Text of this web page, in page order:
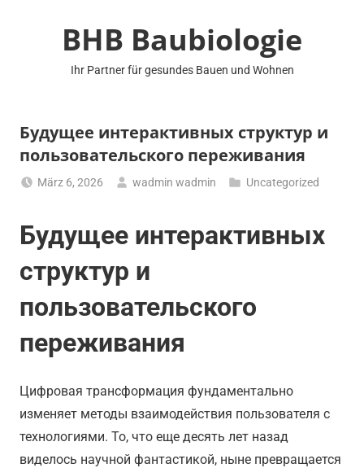
BHB Baubiologie
Ihr Partner für gesundes Bauen und Wohnen
Будущее интерактивных структур и
пользовательского переживания
März 6, 2026 wadmin wadmin Uncategorized
Будущее интерактивных
структур и
пользовательского
переживания
Цифровая трансформация фундаментально
изменяет методы взаимодействия пользователя с
технологиями. То, что еще десять лет назад
виделось научной фантастикой, ныне превращается